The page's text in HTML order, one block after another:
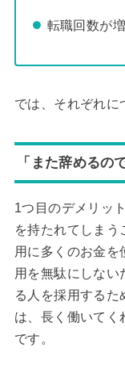
転職回数が
では、それぞれに
「また辞めるの
1つ目のデメリッ
を持たれてしま
用に多くのお金
用を無駄にしな
る人を採用する
は、長く働いてく
です。